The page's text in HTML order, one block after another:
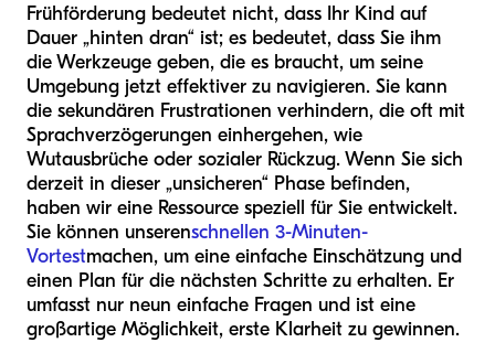
Frühförderung bedeutet nicht, dass Ihr Kind auf
Dauer „hinten dran“ ist; es bedeutet, dass Sie ihm
die Werkzeuge geben, die es braucht, um seine
Umgebung jetzt effektiver zu navigieren. Sie kann
die sekundären Frustrationen verhindern, die oft mit
Sprachverzögerungen einhergehen, wie
Wutausbrüche oder sozialer Rückzug. Wenn Sie sich
derzeit in dieser „unsicheren“ Phase befinden,
haben wir eine Ressource speziell für Sie entwickelt.
Sie können unserenschnellen 3-Minuten-
Vortestmachen, um eine einfache Einschätzung und
einen Plan für die nächsten Schritte zu erhalten. Er
umfasst nur neun einfache Fragen und ist eine
großartige Möglichkeit, erste Klarheit zu gewinnen.